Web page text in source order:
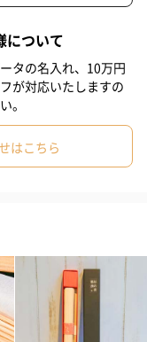
の間伐材が山に放置
けでなく、杉全体を
を使うことで、自然
す。一本の杉に付加
について
タの名入れ、10万円
が対応いたしますの
。
はこちら